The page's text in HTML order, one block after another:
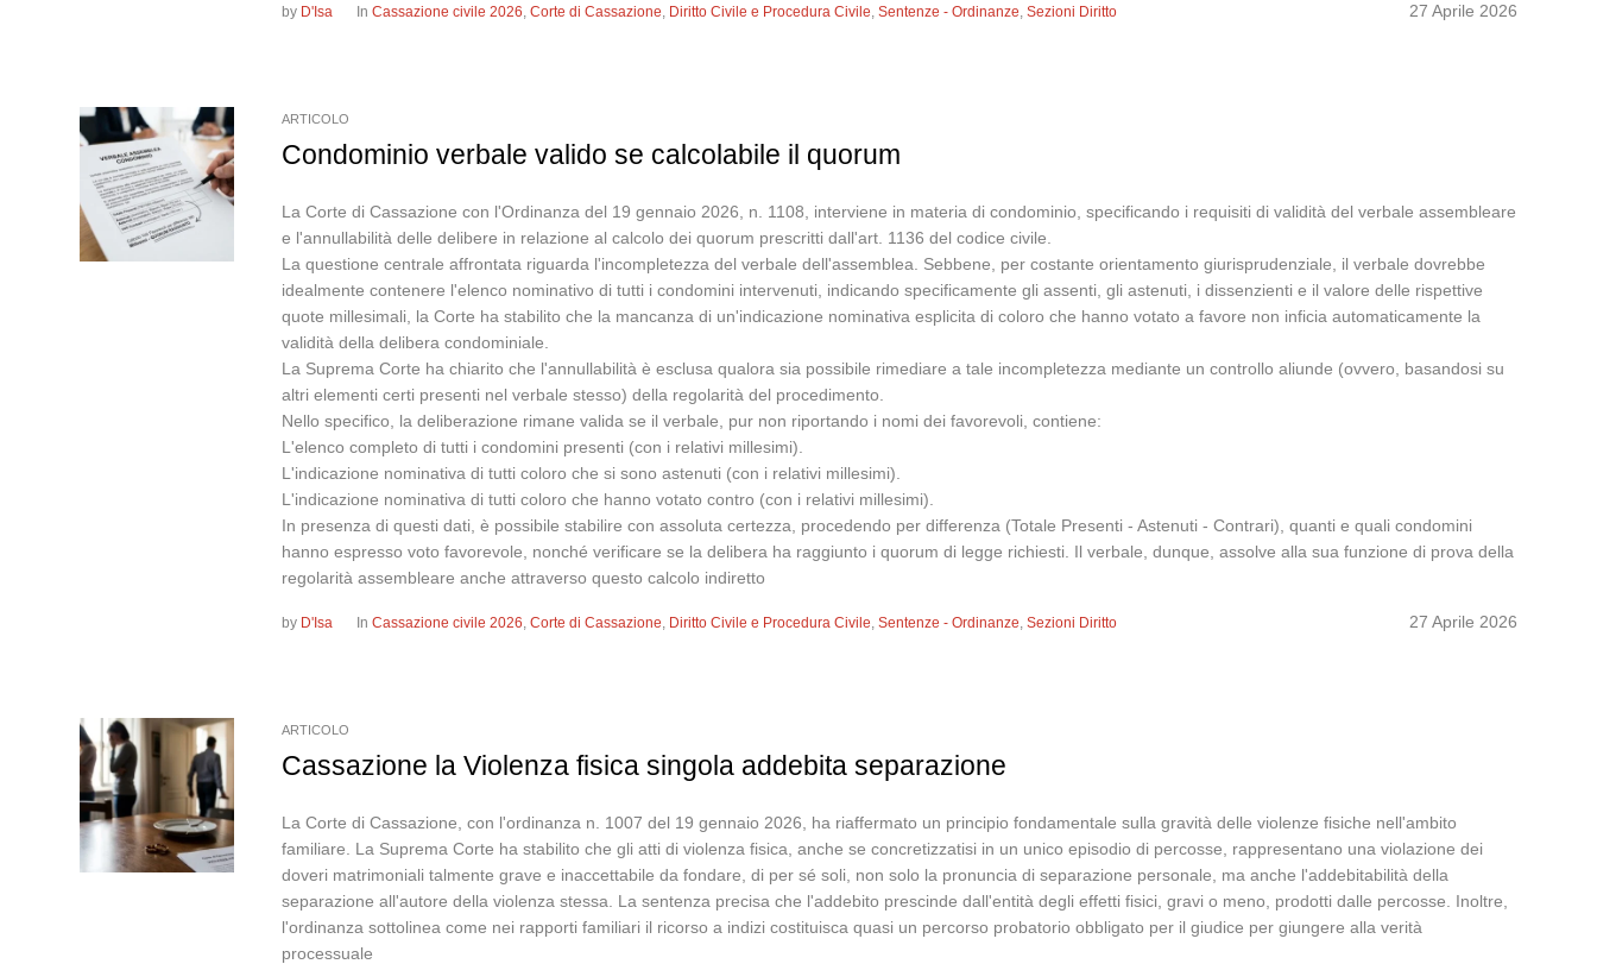
27 Aprile 2026
by D'Isa InCassazione civile 2026,Corte di Cassazione, Diritto Civile e Procedura Civile,Sentenze - Ordinanze,Sezioni Diritto
ARTICOLO
Condominio verbale valido se calcolabile il quorum
La Corte di Cassazione con l'Ordinanza del 19 gennaio 2026, n. 1108, interviene in materia di condominio, specificando i requisiti di validità del verbale assembleare
e l'annullabilità delle delibere in relazione al calcolo dei quorum prescritti dall'art. 1136 del codice civile.
La questione centrale affrontata riguarda l'incompletezza del verbale dell'assemblea. Sebbene, per costante orientamento giurisprudenziale, il verbale dovrebbe
idealmente contenere l'elenco nominativo di tutti i condomini intervenuti, indicando specificamente gli assenti, gli astenuti, i dissenzienti e il valore delle rispettive
quote millesimali, la Corte ha stabilito che la mancanza di un'indicazione nominativa esplicita di coloro che hanno votato a favore non inficia automaticamente la
validità della delibera condominiale.
La Suprema Corte ha chiarito che l'annullabilità è esclusa qualora sia possibile rimediare a tale incompletezza mediante un controllo aliunde (ovvero, basandosi su
altri elementi certi presenti nel verbale stesso) della regolarità del procedimento.
Nello specifico, la deliberazione rimane valida se il verbale, pur non riportando i nomi dei favorevoli, contiene:
L'elenco completo di tutti i condomini presenti (con i relativi millesimi).
L'indicazione nominativa di tutti coloro che si sono astenuti (con i relativi millesimi).
L'indicazione nominativa di tutti coloro che hanno votato contro (con i relativi millesimi).
In presenza di questi dati, è possibile stabilire con assoluta certezza, procedendo per differenza (Totale Presenti - Astenuti - Contrari), quanti e quali condomini
hanno espresso voto favorevole, nonché verificare se la delibera ha raggiunto i quorum di legge richiesti. Il verbale, dunque, assolve alla sua funzione di prova della
regolarità assembleare anche attraverso questo calcolo indiretto
27 Aprile 2026
by D'Isa InCassazione civile 2026,Corte di Cassazione, Diritto Civile e Procedura Civile,Sentenze - Ordinanze,Sezioni Diritto
ARTICOLO
Cassazione la Violenza fisica singola addebita separazione
La Corte di Cassazione, con l'ordinanza n. 1007 del 19 gennaio 2026, ha riaffermato un principio fondamentale sulla gravità delle violenze fisiche nell'ambito
familiare. La Suprema Corte ha stabilito che gli atti di violenza fisica, anche se concretizzatisi in un unico episodio di percosse, rappresentano una violazione dei
doveri matrimoniali talmente grave e inaccettabile da fondare, di per sé soli, non solo la pronuncia di separazione personale, ma anche l'addebitabilità della
separazione all'autore della violenza stessa. La sentenza precisa che l'addebito prescinde dall'entità degli effetti fisici, gravi o meno, prodotti dalle percosse. Inoltre,
l'ordinanza sottolinea come nei rapporti familiari il ricorso a indizi costituisca quasi un percorso probatorio obbligato per il giudice per giungere alla verità
processuale